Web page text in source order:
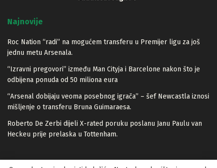
Najnovije
Roc Nation “radi” na mogućem transferu u Premijer ligu za još
jednu metu Arsenala.
“Izravni pregovori” između Man Cityja i Barcelone nakon što je
odbijena ponuda od 50 miliona eura
“Arsenal dobijaju veoma posebnog igrača” – šef Newcastla iznosi
mišljenje o transferu Bruna Guimaraesa.
Roberto De Zerbi dijeli X-rated poruku poslanu Janu Paulu van
Heckeu prije prelaska u Tottenham.